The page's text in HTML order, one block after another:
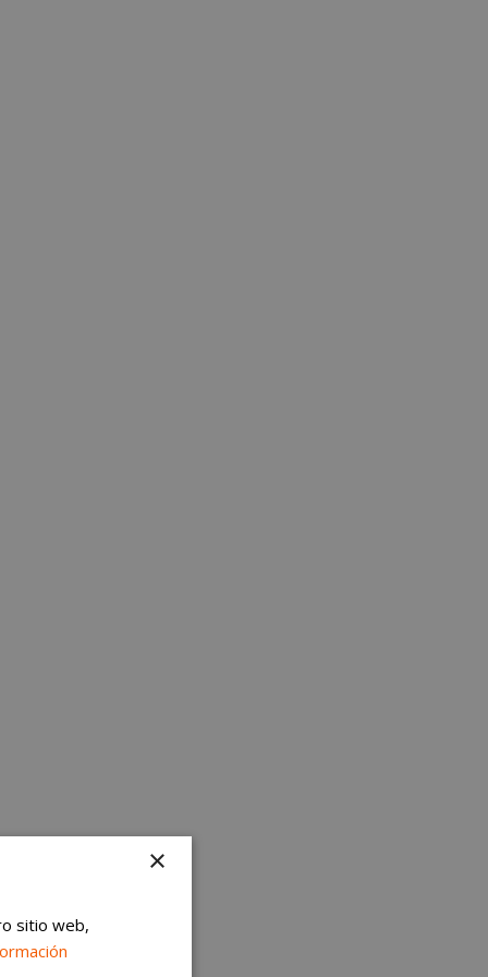
×
sitio web,